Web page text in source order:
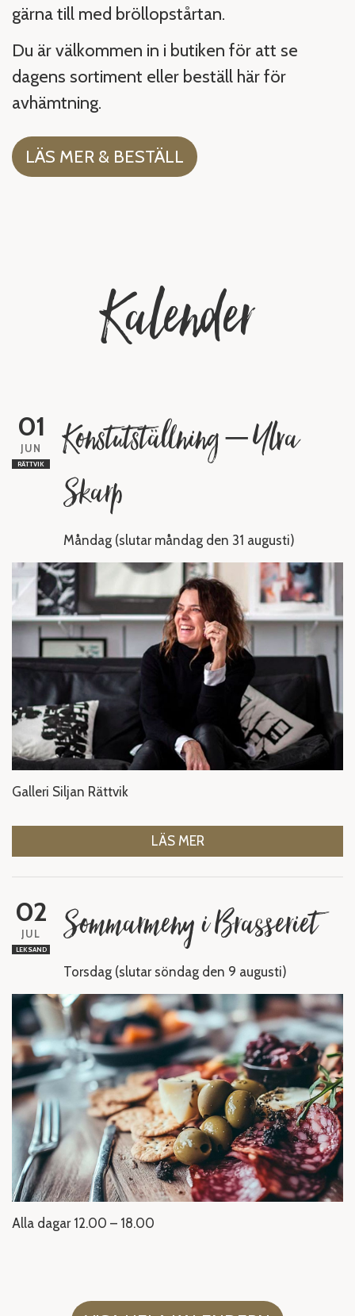
gärna till med bröllopstårtan.
Du är välkommen in i butiken för att se
dagens sortiment eller beställ här för
avhämtning.
LÄS MER & BESTÄLL
Kalender
01
JUN
RÄTTVIK
Konstutställning – Ylva
Skarp
Måndag (slutar måndag den 31 augusti)
Galleri Siljan Rättvik
LÄS MER
02
JUL
LEKSAND Sommarmeny i Brasseriet
Torsdag (slutar söndag den 9 augusti)
Alla dagar 12.00 – 18.00